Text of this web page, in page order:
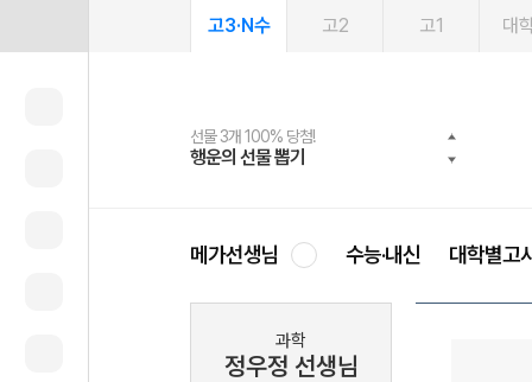
고3·N수 고2 고1 대
선물 3개 100% 당첨!
행운의 선물 뽑기
선물 100% 증정!
메가스터디 X 올리브
여름방학 스터디 캐시백
메가런 썸머스쿨
2027 러셀 단과
강사 공개선발
스마트러닝앱
설문 EVENT
메가패스
3일 무료 체험권
메가패스 수강생 무료혜택!
메가클럽 멤버십
사회공헌 캠페인
희망이룸 메가나눔
메가선생님 수능·내신 대학별고
과학
정우정 선생님